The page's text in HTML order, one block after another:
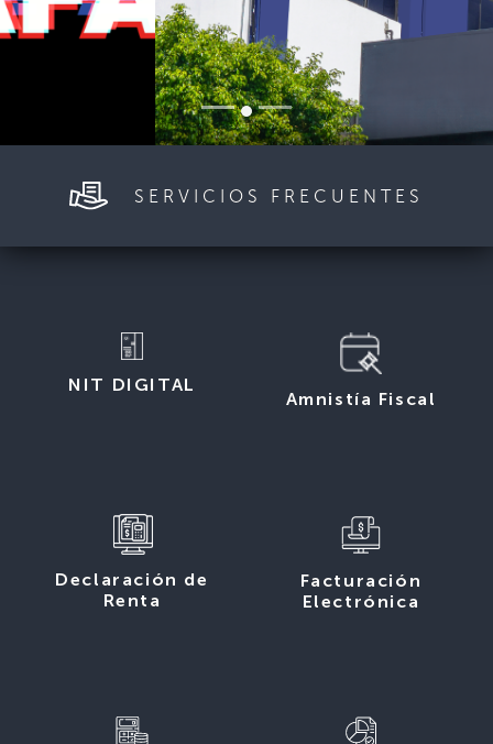
SERVICIOS FRECUENTES
NIT DIGITAL
Amnistía Fiscal
Declaración de
Renta
Facturación
Electrónica